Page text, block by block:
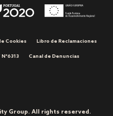
Cookies Libro de Reclamaciones
Nº6313 Canal de Denuncias
Group. All rights reserved.